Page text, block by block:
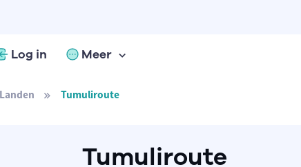
Log in Meer
Tumuliroute
Tumuliroute